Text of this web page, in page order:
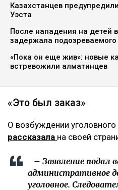
Казахстанцев
Уэста
После нападения на детей
задержала подозреваемого
«Пока он еще жив»: новые
встревожили алматинцев
«Это был заказ»
О возбуждении
рассказала на своей
– Заявление подал
административное
уголовное.